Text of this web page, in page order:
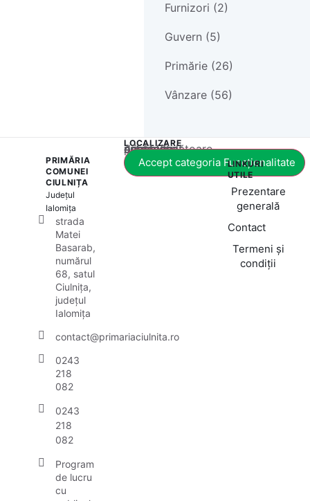
Furnizori (2)
Guvern (5)
Primărie (26)
Vânzare (56)
PRIMĂRIA
COMUNEI
CIULNIȚA
Județul
Ialomița
strada
Matei
Basarab,
numărul
68, satul
Ciulnița,
județul
Ialomița
contact@primariaciulnita.ro
0243
218
082
0243
218
082
Program
de lucru
cu
LOCALIZARE
Acest conținut este blocat până când acceptați categoria corespunzătoare de cookie-uri.
Accept categoria Funcționalitate
LINKURI
UTILE
Prezentare
generală
Contact
Termeni și
condiții